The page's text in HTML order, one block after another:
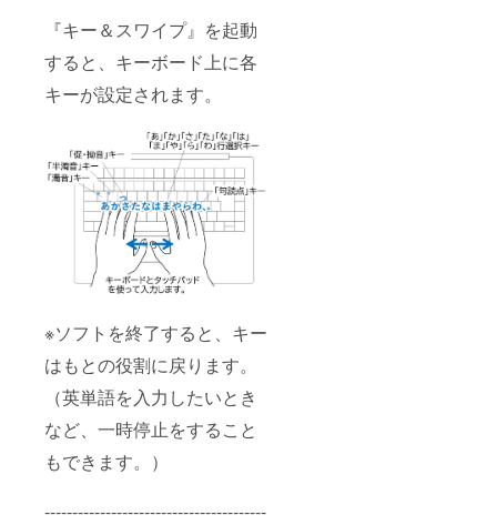
『キー＆スワイプ』を起動
すると、キーボード上に各
キーが設定されます。
※ソフトを終了すると、キー
はもとの役割に戻ります。
（英単語を入力したいとき
など、一時停止をすること
もできます。）
----------------------------------------